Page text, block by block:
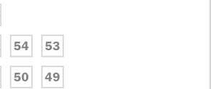
54 53
50 49